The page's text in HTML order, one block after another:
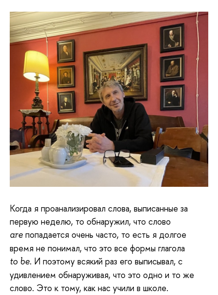
Когда я проанализировал слова, выписанные за
первую неделю, то обнаружил, что слово
are попадается очень часто, то есть я долгое
время не понимал, что это все формы глагола
to be. И поэтому всякий раз его выписывал, с
удивлением обнаруживая, что это одно и то же
слово. Это к тому, как нас учили в школе.